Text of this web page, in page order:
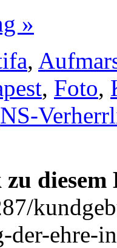
»
,
, Foto,
NS-
ehre-